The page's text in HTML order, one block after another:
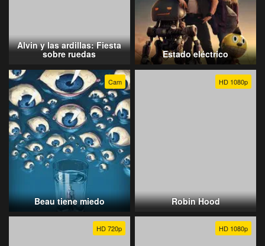
Alvin y las ardillas: Fiesta
sobre ruedas Estado eléctrico
Cam
Beau tiene miedo
HD 1080p
Robin Hood
HD 720p HD 1080p